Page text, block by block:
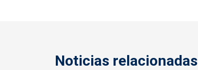
Noticias relacionadas